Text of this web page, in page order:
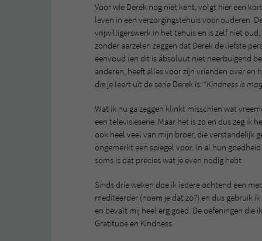
Voor wie Derek nog niet kent, volgt hier een
leven in een verzorgingstehuis voor ouderen.
vrijwilligerswerk in het tehuis en is zelf niet
zonder aarzelen zeggen dat Derek de liefste
eenvoud (en dit is ábsoluut niet neerbuigend
anderen, heeft alles voor zijn vrienden over
die je leert uit de serie Derek is: “Kindness is
Wat ik nu ga zeggen klinkt misschien wat
een televisieserie. Maar het is zo en dus zeg ik
ook heel veel van mijn broer, die verstandelijk
ongemerkt een spiegel voor. In al hun
soms is dat precies wat je even nodig hebt.
Sinds drie weken doe ik iedere ochtend een
mediteerder (noem je dat zo?) en dus gebruik
en bevalt mij heel erg goed. De oefeningen die
Gratitude en Kindness.